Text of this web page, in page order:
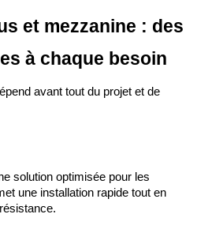
et mezzanine : des
à chaque besoin
avant tout du projet et de
solution optimisée pour les
une installation rapide tout en